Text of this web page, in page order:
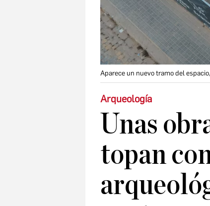
Aparece un nuevo tramo del
Arqueología
Unas
topan